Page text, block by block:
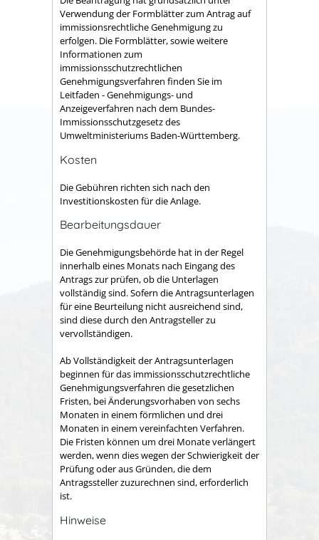
Verwendung der Formblätter zum Antrag auf
immissionsrechtliche Genehmigung zu
erfolgen. Die Formblätter, sowie weitere
Informationen zum
immissionsschutzrechtlichen
Genehmigungsverfahren finden Sie im
Leitfaden - Genehmigungs- und
Anzeigeverfahren nach dem Bundes-
Immissionsschutzgesetzdes
Umweltministeriums Baden-Württemberg.
Kosten
Die Gebühren richten sich nach den
Investitionskosten für die Anlage.
Bearbeitungsdauer
Die Genehmigungsbehörde hat in der Regel
innerhalb eines Monats nach Eingang des
Antrags zur prüfen, ob die Unterlagen
vollständig sind. Sofern die Antragsunterlagen
für eine Beurteilung nicht ausreichend sind,
sind diese durch den Antragsteller zu
vervollständigen.
Ab Vollständigkeit der Antragsunterlagen
beginnen für das immissionsschutzrechtliche
Genehmigungsverfahren die gesetzlichen
Fristen, bei Änderungsvorhaben von sechs
Monaten in einem förmlichen und drei
Monaten in einem vereinfachten Verfahren.
Die Fristen können um drei Monate verlängert
werden, wenn dies wegen der Schwierigkeit der
Prüfung oder aus Gründen, die dem
Antragssteller zuzurechnen sind, erforderlich
ist.
Hinweise